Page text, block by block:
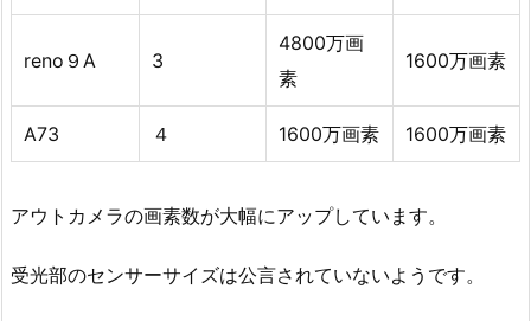
reno９A 3
4800万画
素
1600万画素
A73 ４ 1600万画素 1600万画素
アウトカメラの画素数が大幅にアップしています。
受光部のセンサーサイズは公言されていないようです。